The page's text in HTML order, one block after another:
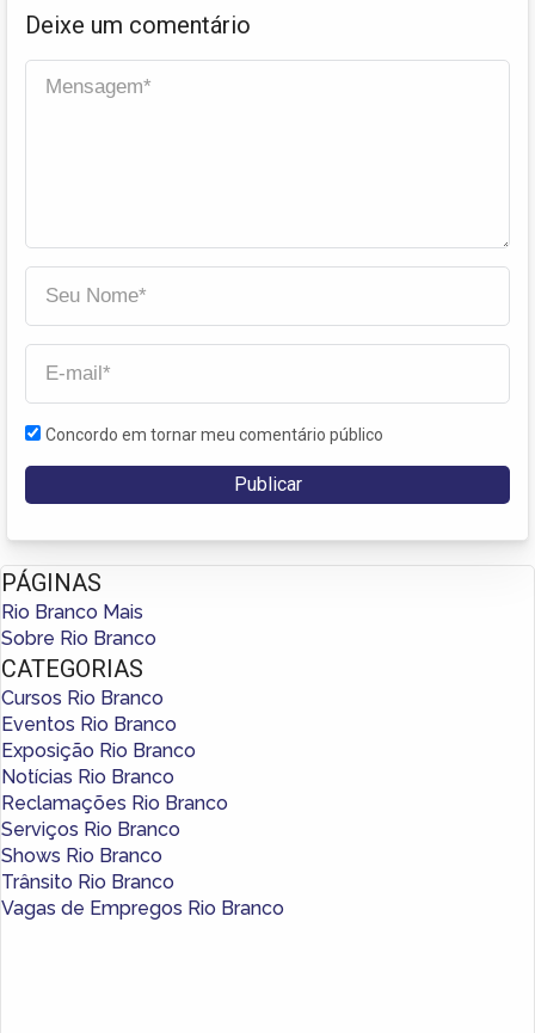
Deixe um comentário
Concordo em tornar meu comentário público
PÁGINAS
Rio Branco Mais
Sobre Rio Branco
CATEGORIAS
Cursos Rio Branco
Eventos Rio Branco
Exposição Rio Branco
Notícias Rio Branco
Reclamações Rio Branco
Serviços Rio Branco
Shows Rio Branco
Trânsito Rio Branco
Vagas de Empregos Rio Branco